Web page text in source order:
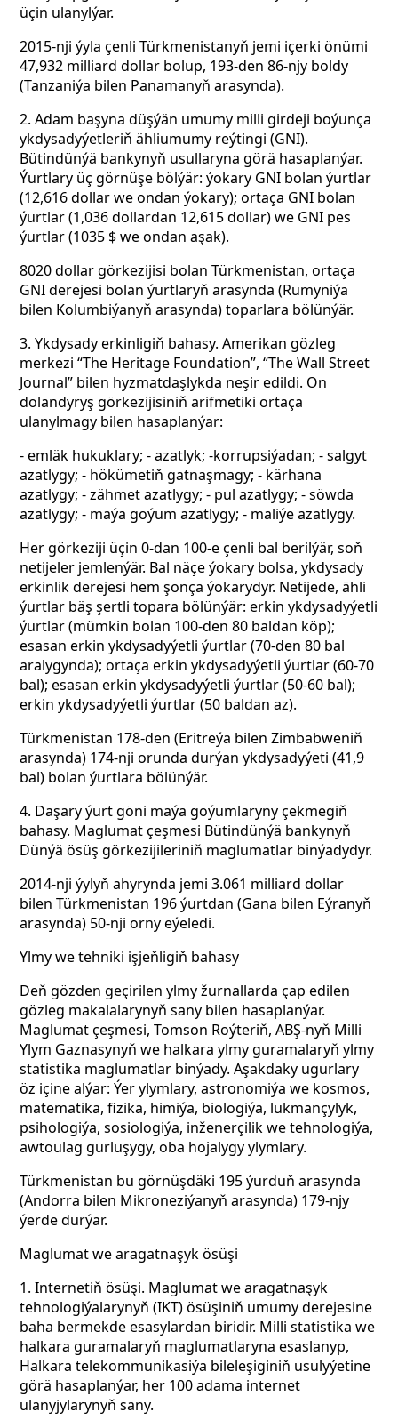
üçin ulanylýar.
2015-nji ýyla çenli Türkmenistanyň jemi içerki önümi
47,932 milliard dollar bolup, 193-den 86-njy boldy
(Tanzaniýa bilen Panamanyň arasynda).
2. Adam başyna düşýän umumy milli girdeji boýunça
ykdysadyýetleriň ähliumumy reýtingi (GNI).
Bütindünýä bankynyň usullaryna görä hasaplanýar.
Ýurtlary üç görnüşe bölýär: ýokary GNI bolan ýurtlar
(12,616 dollar we ondan ýokary); ortaça GNI bolan
ýurtlar (1,036 dollardan 12,615 dollar) we GNI pes
ýurtlar (1035 $ we ondan aşak).
8020 dollar görkezijisi bolan Türkmenistan, ortaça
GNI derejesi bolan ýurtlaryň arasynda (Rumyniýa
bilen Kolumbiýanyň arasynda) toparlara bölünýär.
3. Ykdysady erkinligiň bahasy. Amerikan gözleg
merkezi “The Heritage Foundation”, “The Wall Street
Journal” bilen hyzmatdaşlykda neşir edildi. On
dolandyryş görkezijisiniň arifmetiki ortaça
ulanylmagy bilen hasaplanýar:
- emläk hukuklary; - azatlyk; -korrupsiýadan; - salgyt
azatlygy; - hökümetiň gatnaşmagy; - kärhana
azatlygy; - zähmet azatlygy; - pul azatlygy; - söwda
azatlygy; - maýa goýum azatlygy; - maliýe azatlygy.
Her görkeziji üçin 0-dan 100-e çenli bal berilýär, soň
netijeler jemlenýär. Bal näçe ýokary bolsa, ykdysady
erkinlik derejesi hem şonça ýokarydyr. Netijede, ähli
ýurtlar bäş şertli topara bölünýär: erkin ykdysadyýetli
ýurtlar (mümkin bolan 100-den 80 baldan köp);
esasan erkin ykdysadyýetli ýurtlar (70-den 80 bal
aralygynda); ortaça erkin ykdysadyýetli ýurtlar (60-70
bal); esasan erkin ykdysadyýetli ýurtlar (50-60 bal);
erkin ykdysadyýetli ýurtlar (50 baldan az).
Türkmenistan 178-den (Eritreýa bilen Zimbabweniň
arasynda) 174-nji orunda durýan ykdysadyýeti (41,9
bal) bolan ýurtlara bölünýär.
4. Daşary ýurt göni maýa goýumlaryny çekmegiň
bahasy. Maglumat çeşmesi Bütindünýä bankynyň
Dünýä ösüş görkezijileriniň maglumatlar binýadydyr.
2014-nji ýylyň ahyrynda jemi 3.061 milliard dollar
bilen Türkmenistan 196 ýurtdan (Gana bilen Eýranyň
arasynda) 50-nji orny eýeledi.
Ylmy we tehniki işjeňligiň bahasy
Deň gözden geçirilen ylmy žurnallarda çap edilen
gözleg makalalarynyň sany bilen hasaplanýar.
Maglumat çeşmesi, Tomson Roýteriň, ABŞ-nyň Milli
Ylym Gaznasynyň we halkara ylmy guramalaryň ylmy
statistika maglumatlar binýady. Aşakdaky ugurlary
öz içine alýar: Ýer ylymlary, astronomiýa we kosmos,
matematika, fizika, himiýa, biologiýa, lukmançylyk,
psihologiýa, sosiologiýa, inženerçilik we tehnologiýa,
awtoulag gurluşygy, oba hojalygy ylymlary.
Türkmenistan bu görnüşdäki 195 ýurduň arasynda
(Andorra bilen Mikroneziýanyň arasynda) 179-njy
ýerde durýar.
Maglumat we aragatnaşyk ösüşi
1. Internetiň ösüşi. Maglumat we aragatnaşyk
tehnologiýalarynyň (IKT) ösüşiniň umumy derejesine
baha bermekde esasylardan biridir. Milli statistika we
halkara guramalaryň maglumatlaryna esaslanyp,
Halkara telekommunikasiýa bileleşiginiň usulyýetine
görä hasaplanýar, her 100 adama internet
ulanyjylarynyň sany.